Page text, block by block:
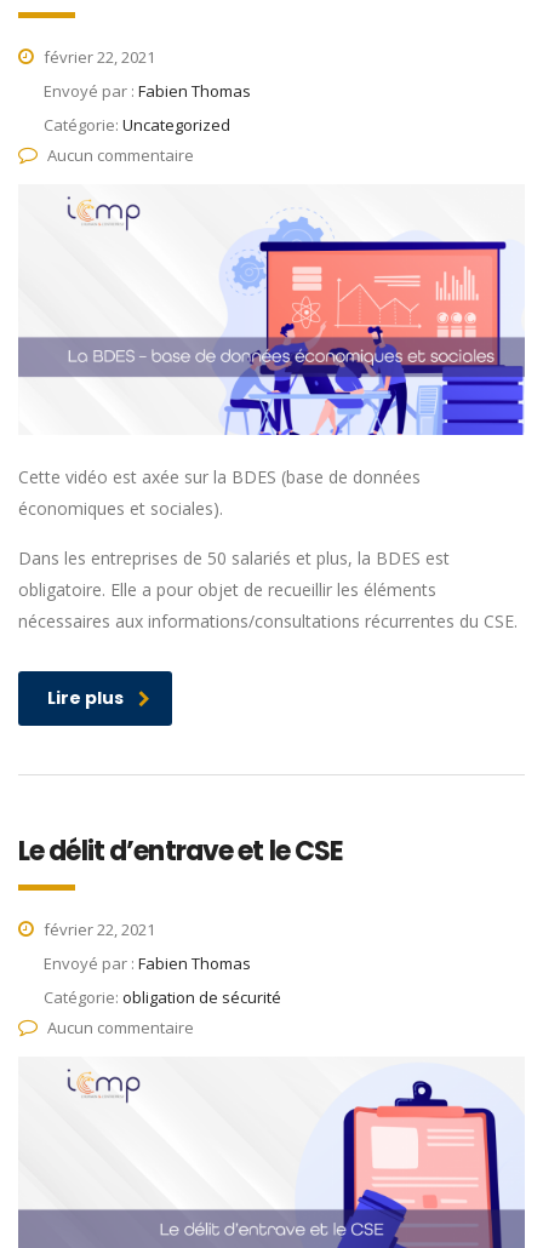
février 22, 2021
Envoyé par : Fabien Thomas
Catégorie: Uncategorized
Aucun commentaire
Cette vidéo est axée sur la BDES (base de données
économiques et sociales).
Dans les entreprises de 50 salariés et plus, la BDES est
obligatoire. Elle a pour objet de recueillir les éléments
nécessaires aux informations/consultations récurrentes du CSE.
Lire plus
Le délit d’entrave et le CSE
février 22, 2021
Envoyé par : Fabien Thomas
Catégorie: obligation de sécurité
Aucun commentaire